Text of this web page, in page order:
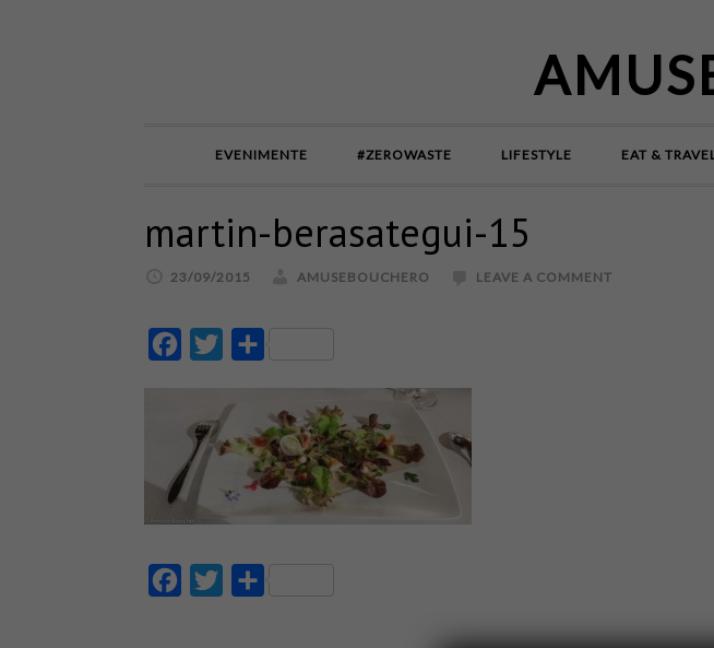
EVENIMENTE #ZEROWASTE LIFESTYLE EAT &
martin-berasategui-15
23/09/2015 AMUSEBOUCHERO LEAVE A COMMENT
FacebookTwitter
FacebookTwitter